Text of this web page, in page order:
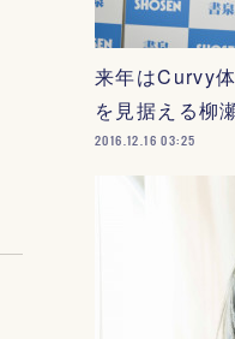
来年はCurvy
を見据える柳
2016.12.16 03:25